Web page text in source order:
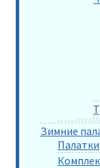
Зимние
Палатки